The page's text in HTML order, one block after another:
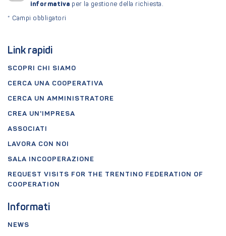
Link rapidi
SCOPRI CHI SIAMO
CERCA UNA COOPERATIVA
CERCA UN AMMINISTRATORE
CREA UN'IMPRESA
ASSOCIATI
LAVORA CON NOI
SALA INCOOPERAZIONE
REQUEST VISITS FOR THE TRENTINO FEDERATION OF
COOPERATION
Informati
NEWS
informativa per la gestione della richiesta.
* Campi obbligatori